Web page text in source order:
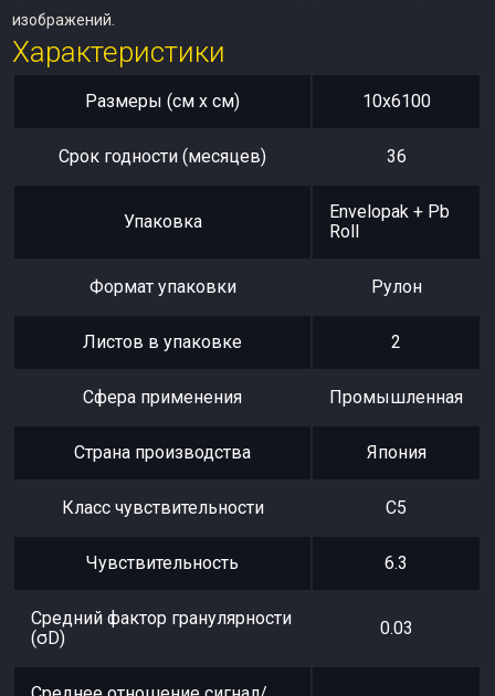
изображений.
Характеристики
Размеры (см x см) 10х6100
Срок годности (месяцев) 36
Упаковка
Envelopak + Pb
Roll
Формат упаковки Рулон
Листов в упаковке 2
Сфера применения Промышленная
Страна производства Япония
Класс чувствительности С5
Чувствительность 6.3
Средний фактор гранулярности
(σD)
0.03